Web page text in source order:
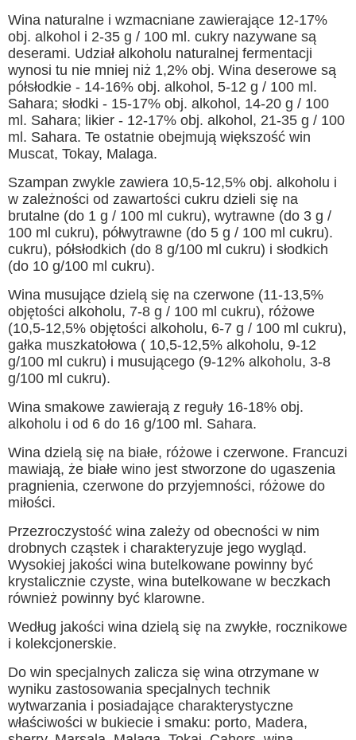
Wina naturalne i wzmacniane zawierające 12-17%
obj. alkohol i 2-35 g / 100 ml. cukry nazywane są
deserami. Udział alkoholu naturalnej fermentacji
wynosi tu nie mniej niż 1,2% obj. Wina deserowe są
półsłodkie - 14-16% obj. alkohol, 5-12 g / 100 ml.
Sahara; słodki - 15-17% obj. alkohol, 14-20 g / 100
ml. Sahara; likier - 12-17% obj. alkohol, 21-35 g / 100
ml. Sahara. Te ostatnie obejmują większość win
Muscat, Tokay, Malaga.
Szampan zwykle zawiera 10,5-12,5% obj. alkoholu i
w zależności od zawartości cukru dzieli się na
brutalne (do 1 g / 100 ml cukru), wytrawne (do 3 g /
100 ml cukru), półwytrawne (do 5 g / 100 ml cukru).
cukru), półsłodkich (do 8 g/100 ml cukru) i słodkich
(do 10 g/100 ml cukru).
Wina musujące dzielą się na czerwone (11-13,5%
objętości alkoholu, 7-8 g / 100 ml cukru), różowe
(10,5-12,5% objętości alkoholu, 6-7 g / 100 ml cukru),
gałka muszkatołowa ( 10,5-12,5% alkoholu, 9-12
g/100 ml cukru) i musującego (9-12% alkoholu, 3-8
g/100 ml cukru).
Wina smakowe zawierają z reguły 16-18% obj.
alkoholu i od 6 do 16 g/100 ml. Sahara.
Wina dzielą się na białe, różowe i czerwone. Francuzi
mawiają, że białe wino jest stworzone do ugaszenia
pragnienia, czerwone do przyjemności, różowe do
miłości.
Przezroczystość wina zależy od obecności w nim
drobnych cząstek i charakteryzuje jego wygląd.
Wysokiej jakości wina butelkowane powinny być
krystalicznie czyste, wina butelkowane w beczkach
również powinny być klarowne.
Według jakości wina dzielą się na zwykłe, rocznikowe
i kolekcjonerskie.
Do win specjalnych zalicza się wina otrzymane w
wyniku zastosowania specjalnych technik
wytwarzania i posiadające charakterystyczne
właściwości w bukiecie i smaku: porto, Madera,